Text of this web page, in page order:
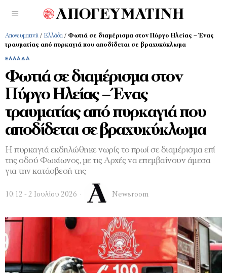
Απογευματινή / Ελλάδα / Φωτιά σε διαμέρισμα στον Πύργο Ηλείας – Ένας
τραυματίας από πυρκαγιά που αποδίδεται σε βραχυκύκλωμα
ΕΛΛΆΔΑ
Φωτιά σε διαμέρισμα στον
Πύργο Ηλείας – Ένας
τραυματίας από πυρκαγιά που
αποδίδεται σε βραχυκύκλωμα
Η πυρκαγιά εκδηλώθηκε νωρίς το πρωί σε διαμέρισμα επί
της οδού Φωκίωνος, με τις Αρχές να επεμβαίνουν άμεσα
για την κατάσβεσή της
10:12 - 2 Ιουλίου 2026 Newsroom